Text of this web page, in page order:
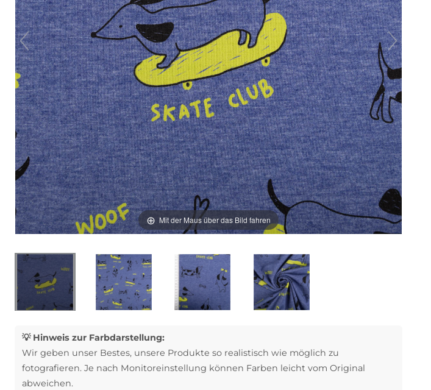
Mit der Maus über das Bild fahren
💡 Hinweis zur Farbdarstellung:
Wir geben unser Bestes, unsere Produkte so realistisch wie möglich zu
fotografieren. Je nach Monitoreinstellung können Farben leicht vom Original
abweichen.